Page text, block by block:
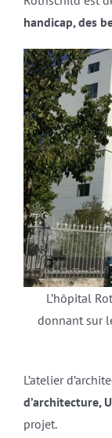
handicap, des
L’hôpital
donnant sur
L’atelier
d’architecture,
projet.